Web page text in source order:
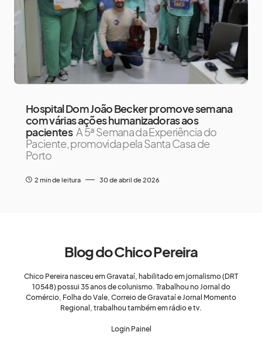
Hospital Dom João Becker promove semana
com várias ações humanizadoras aos
pacientes A 5ª Semana da Experiência do
Paciente, promovida pela Santa Casa de
Porto
2 min de leitura 30 de abril de 2026
Blog do Chico Pereira
Chico Pereira nasceu em Gravataí, habilitado em jornalismo (DRT
10548) possui 35 anos de colunismo. Trabalhou no Jornal do
Comércio, Folha do Vale, Correio de Gravataí e Jornal Momento
Regional, trabalhou também em rádio e tv.
Login Painel